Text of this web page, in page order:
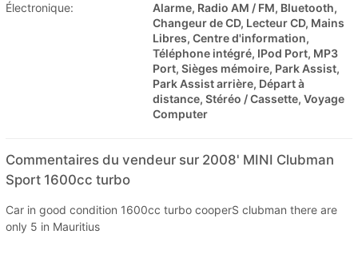
Électronique:
Alarme, Radio AM / FM, Bluetooth,
Changeur de CD, Lecteur CD, Mains
Libres, Centre d'information,
Téléphone intégré, IPod Port, MP3
Port, Sièges mémoire, Park Assist,
Park Assist arrière, Départ à
distance, Stéréo / Cassette, Voyage
Computer
Commentaires du vendeur sur 2008' MINI Clubman
Sport 1600cc turbo
Car in good condition 1600cc turbo cooperS clubman there are
only 5 in Mauritius